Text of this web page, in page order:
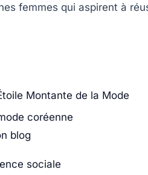
femmes qui aspirent à
Montante de la Mode
coréenne
blog
sociale